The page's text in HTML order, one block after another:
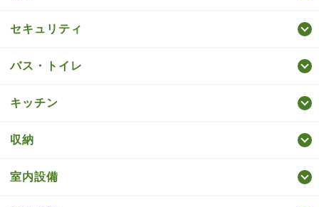
セキュリティ
バス・トイレ
キッチン
収納
室内設備